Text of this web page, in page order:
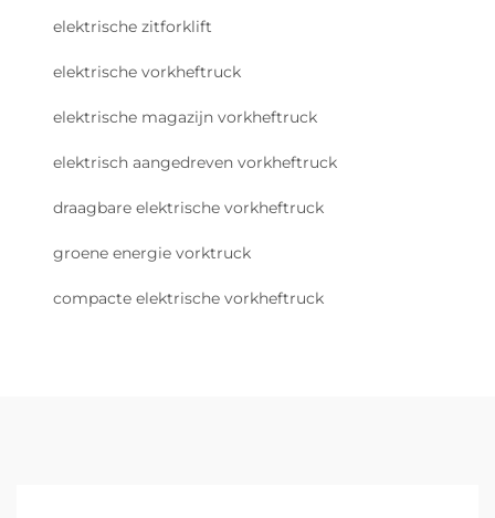
elektrische zitforklift
elektrische vorkheftruck
elektrische magazijn vorkheftruck
elektrisch aangedreven vorkheftruck
draagbare elektrische vorkheftruck
groene energie vorktruck
compacte elektrische vorkheftruck